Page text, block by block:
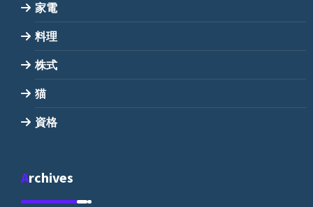
家電
料理
株式
猫
資格
Archives